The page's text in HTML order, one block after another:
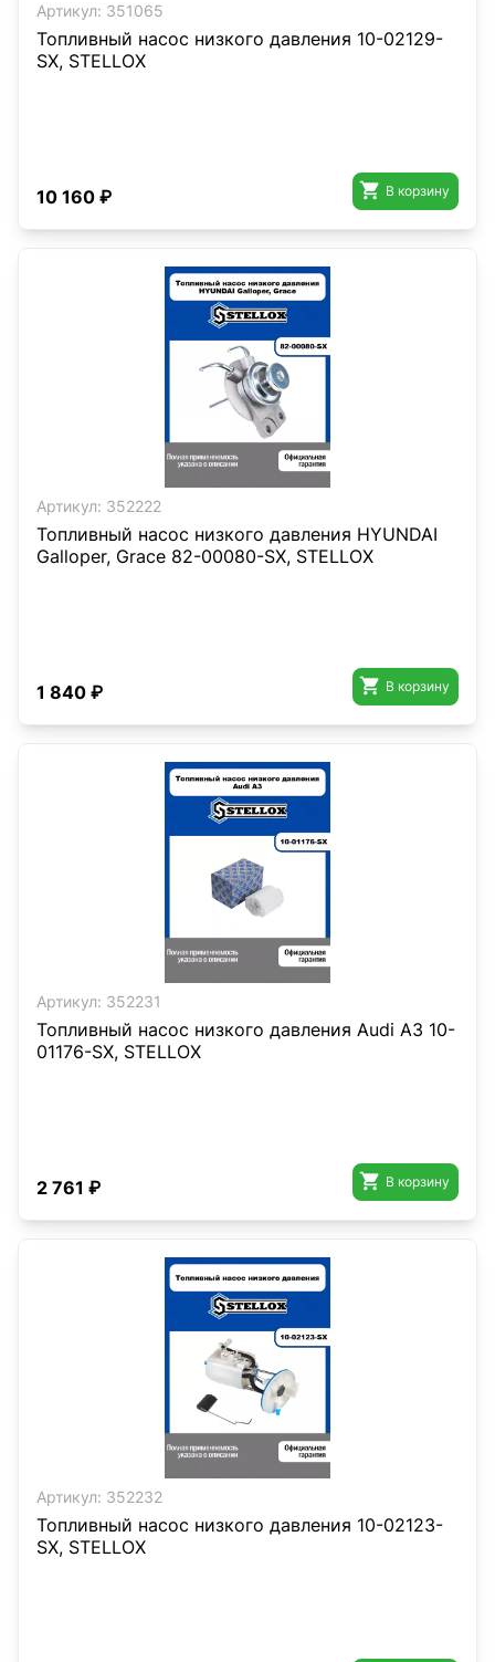
Артикул: 351065
Топливный насос низкого давления 10-02129-
SX, STELLOX
10 160 ₽  В корзину
Артикул: 352222
Топливный насос низкого давления HYUNDAI
Galloper, Grace 82-00080-SX, STELLOX
1 840 ₽  В корзину
Артикул: 352231
Топливный насос низкого давления Audi A3 10-
01176-SX, STELLOX
2 761 ₽  В корзину
Артикул: 352232
Топливный насос низкого давления 10-02123-
SX, STELLOX